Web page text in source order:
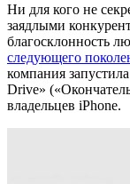
Ни для кого не
заядлыми
благосклонность
следующего
компания
Drive»
владельцев iPhone.